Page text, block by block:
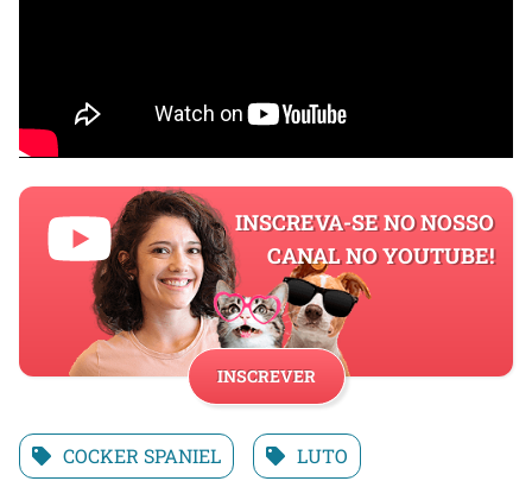
INSCREVA-SE NO NOSSO
CANAL NO YOUTUBE!
INSCREVER
COCKER SPANIEL LUTO